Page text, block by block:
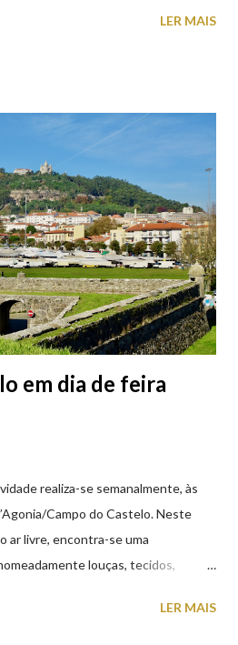
da cidade (entenda-se por
Estação Viana Shopping é grátis de
(DIAS ÚTEIS)
LER MAIS
em dia de feira
realiza-se semanalmente, às
Campo do Castelo. Neste
ar livre, encontra-se uma
louças, tecidos,
Horário de funcionamento | Verão
LER MAIS